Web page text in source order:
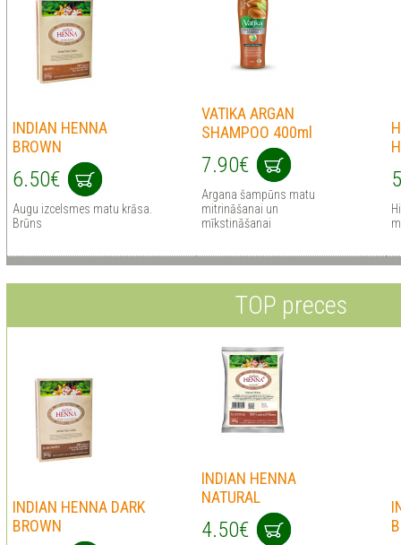
INDIAN HENNA
BROWN
6.50€
Augu izcelsmes matu krāsa.
Brūns
VATIKA ARGAN
SHAMPOO 400ml
7.90€
Argana šampūns matu
mitrināšanai un
mīkstināšanai
TOP preces
INDIAN HENNA DARK
BROWN
INDIAN HENNA
NATURAL
4.50€